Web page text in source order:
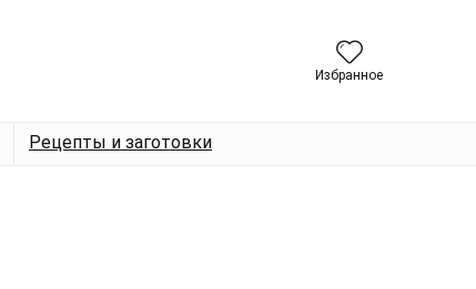
Избранное
Рецепты и заготовки